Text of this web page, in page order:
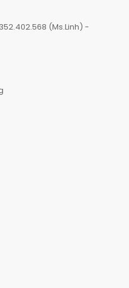
(Ms.Linh) -